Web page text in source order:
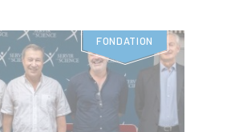
FONDATION